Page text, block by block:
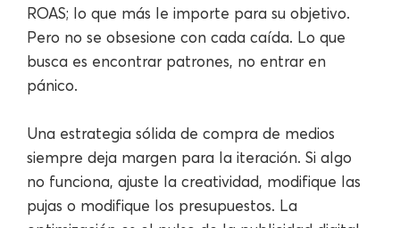
ROAS; lo que más le importe para su objetivo.
Pero no se obsesione con cada caída. Lo que
busca es encontrar patrones, no entrar en
pánico.
Una estrategia sólida de compra de medios
siempre deja margen para la iteración. Si algo
no funciona, ajuste la creatividad, modifique las
pujas o modifique los presupuestos. La